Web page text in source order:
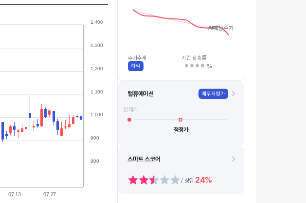
07.13 07.27
800
900
1,000
1,100
1,200
1,300
1,400
Values AI예상주가
AI예상주가
0…08.0708.10 08.1308.1408.1808.19
주가추세
하락
기간 상승률
%
밸류에이션 매우저평가
현재가
적정가
스마트 스코어
/ 상위 24%